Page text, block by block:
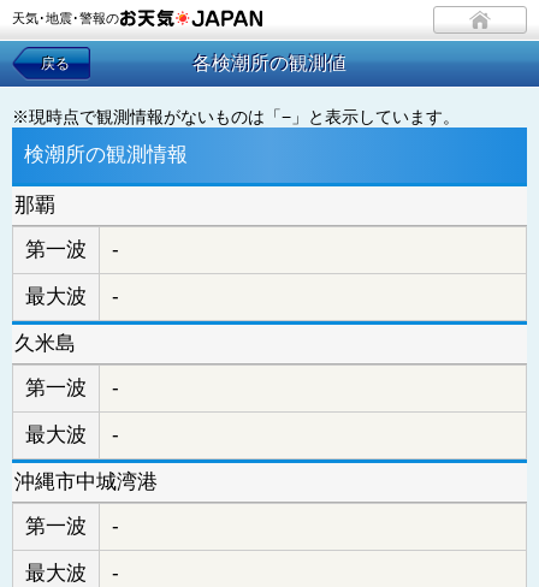
天気･地震･警報の
戻る 各検潮所の観測値
※現時点で観測情報がないものは「−」と表示しています。
検潮所の観測情報
那覇
第一波
-
最大波 -
久米島
第一波
-
最大波 -
沖縄市中城湾港
第一波
-
最大波 -